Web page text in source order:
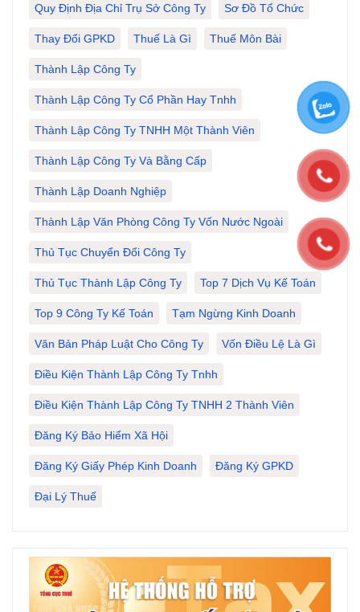
Quy Định Địa Chỉ Trụ Sở Công Ty Sơ Đồ Tổ Chức
Thay Đổi GPKD Thuế Là Gì Thuế Môn Bài
Thành Lập Công Ty
Thành Lập Công Ty Cổ Phần Hay Tnhh
Thành Lập Công Ty TNHH Một Thành Viên
Thành Lập Công Ty Và Bằng Cấp
Thành Lập Doanh Nghiệp
Thành Lập Văn Phòng Công Ty Vốn Nước Ngoài
Thủ Tục Chuyển Đổi Công Ty
Thủ Tục Thành Lập Công Ty Top 7 Dịch Vụ Kế Toán
Top 9 Công Ty Kế Toán Tạm Ngừng Kinh Doanh
Văn Bản Pháp Luật Cho Công Ty Vốn Điều Lệ Là Gì
Điều Kiện Thành Lập Công Ty Tnhh
Điều Kiện Thành Lập Công Ty TNHH 2 Thành Viên
Đăng Ký Bảo Hiểm Xã Hội
Đăng Ký Giấy Phép Kinh Doanh Đăng Ký GPKD
Đại Lý Thuế